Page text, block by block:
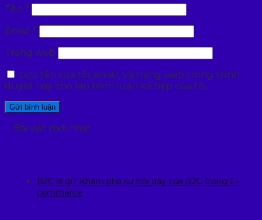
Tên *
Email *
Trang web
Lưu tên của tôi, email, và trang web trong trình
duyệt này cho lần bình luận kế tiếp của tôi.
Bài viết mới nhất
B2C là gì? Khám phá sự trỗi dậy của B2C trong E-
commerce